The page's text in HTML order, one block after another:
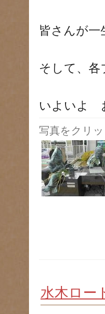
皆さんが一
そして、
いよいよ
写真をクリ
水木ロ